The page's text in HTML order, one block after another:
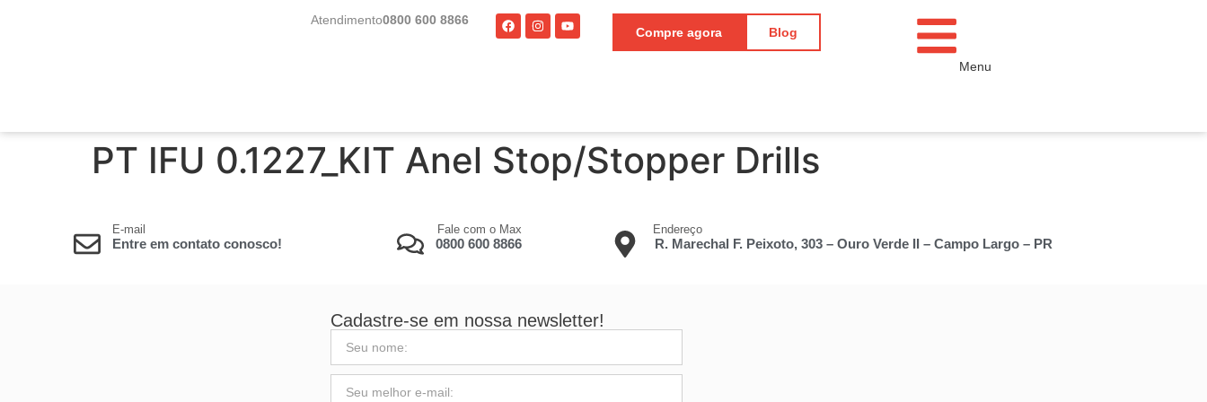
Atendimento0800 600 8866
Compre agora
Blog
Menu
PT IFU 0.1227_KIT Anel Stop/Stopper Drills
E-mail
Entre em contato conosco!
Fale com o Max
0800 600 8866
Endereço
R. Marechal F. Peixoto, 303 – Ouro Verde II – Campo Largo – PR
Cadastre-se em nossa newsletter!